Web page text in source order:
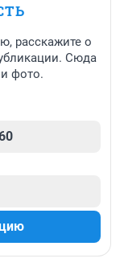
расскажите о
Сюда
фото.